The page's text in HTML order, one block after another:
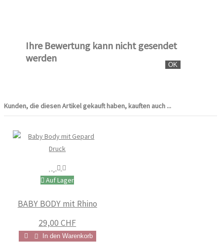
Ihre Bewertung kann nicht gesendet
werden
OK
Kunden, die diesen Artikel gekauft haben, kauften auch ...
Auf Lager
BABY BODY mit Rhino
29,00 CHF
In den Warenkorb